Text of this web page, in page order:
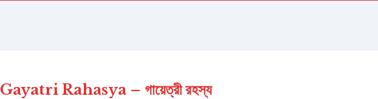
Gayatri Rahasya – গায়েত্রী রহস্য